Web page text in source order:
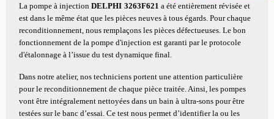
La pompe à injection DELPHI 3263F621 a été entièrement révisée et
est dans le même état que les pièces neuves à tous égards. Pour chaque
reconditionnement, nous remplaçons les pièces défectueuses. Le bon
fonctionnement de la pompe d'injection est garanti par le protocole
d'étalonnage à l’issue du test dynamique final.
Dans notre atelier, nos techniciens portent une attention particulière
pour le reconditionnement de chaque pièce traitée. Ainsi, les pompes
vont être intégralement nettoyées dans un bain à ultra-sons pour être
testées sur le banc d’essai. Ce test nous permet d’identifier la ou les